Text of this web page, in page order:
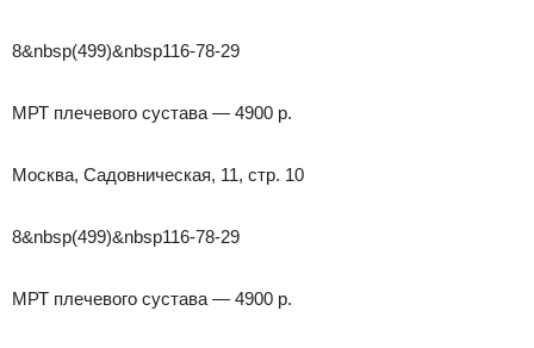
8&nbsp(499)&nbsp116-78-29
МРТ плечевого сустава — 4900 р.
Москва, Садовническая, 11, стр. 10
8&nbsp(499)&nbsp116-78-29
МРТ плечевого сустава — 4900 р.